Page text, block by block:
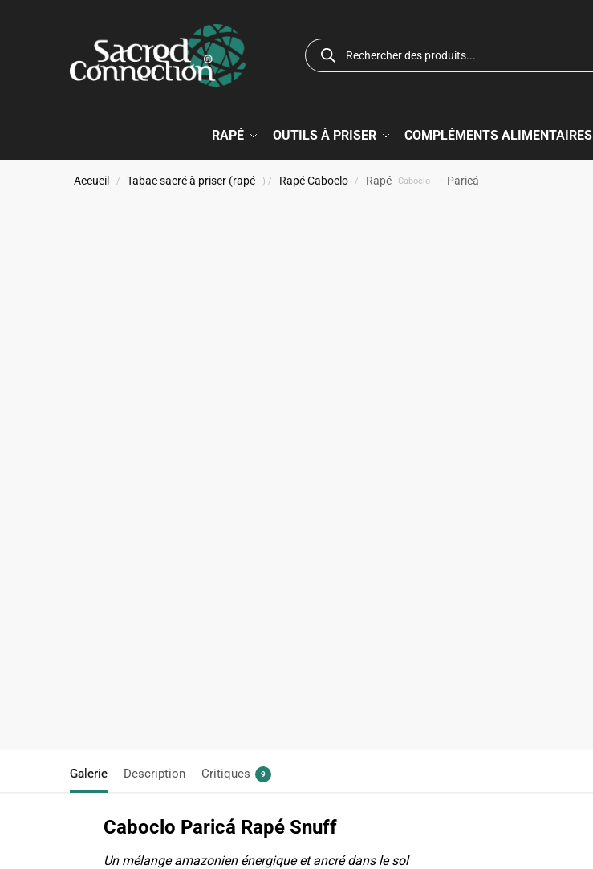
RAPÉ OUTILS À PRISER COMPLÉMENTS ALIMENTAIRES
Accueil / Tabac sacré à priser (rapé ) / Rapé Caboclo / Rapé Caboclo – Paricá
Galerie Description Critiques 9
Caboclo Paricá Rapé Snuff
Un mélange amazonien énergique et ancré dans le sol